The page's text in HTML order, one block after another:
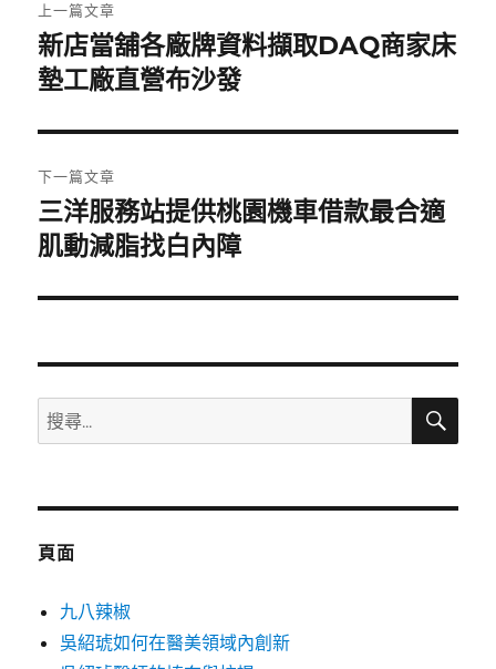
章
導
覽
上一篇文章
上
一
文
章:
新店當舖各廠牌資料擷取DAQ商家床
墊工廠直營布沙發
下一篇文章
下
一
文
三洋服務站提供桃園機車借款最合適
肌動減脂找白內障
搜
尋
鍵
搜
頁面
九八辣椒
吳紹琥如何在醫美領域內創新